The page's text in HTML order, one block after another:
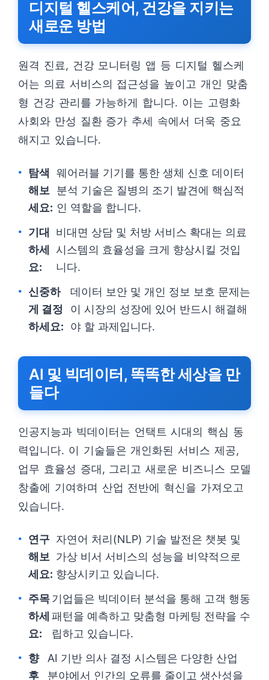
디지털 헬스케어, 건강을 지키는
새로운 방법
원격 진료, 건강 모니터링 앱 등 디지털 헬스케
어는 의료 서비스의 접근성을 높이고 개인 맞춤
형 건강 관리를 가능하게 합니다. 이는 고령화
사회와 만성 질환 증가 추세 속에서 더욱 중요
해지고 있습니다.
탐색
해보
세요:
웨어러블 기기를 통한 생체 신호 데이터
분석 기술은 질병의 조기 발견에 핵심적
인 역할을 합니다.
기대
하세
요:
비대면 상담 및 처방 서비스 확대는 의료
시스템의 효율성을 크게 향상시킬 것입
니다.
신중하
게 결정
하세요:
데이터 보안 및 개인 정보 보호 문제는
이 시장의 성장에 있어 반드시 해결해
야 할 과제입니다.
AI 및 빅데이터, 똑똑한 세상을 만
들다
인공지능과 빅데이터는 언택트 시대의 핵심 동
력입니다. 이 기술들은 개인화된 서비스 제공,
업무 효율성 증대, 그리고 새로운 비즈니스 모델
창출에 기여하며 산업 전반에 혁신을 가져오고
있습니다.
연구
해보
세요:
자연어 처리(NLP) 기술 발전은 챗봇 및
가상 비서 서비스의 성능을 비약적으로
향상시키고 있습니다.
주목
하세
요:
기업들은 빅데이터 분석을 통해 고객 행동
패턴을 예측하고 맞춤형 마케팅 전략을 수
립하고 있습니다.
향
후
AI 기반 의사 결정 시스템은 다양한 산업
분야에서 인간의 오류를 줄이고 생산성을